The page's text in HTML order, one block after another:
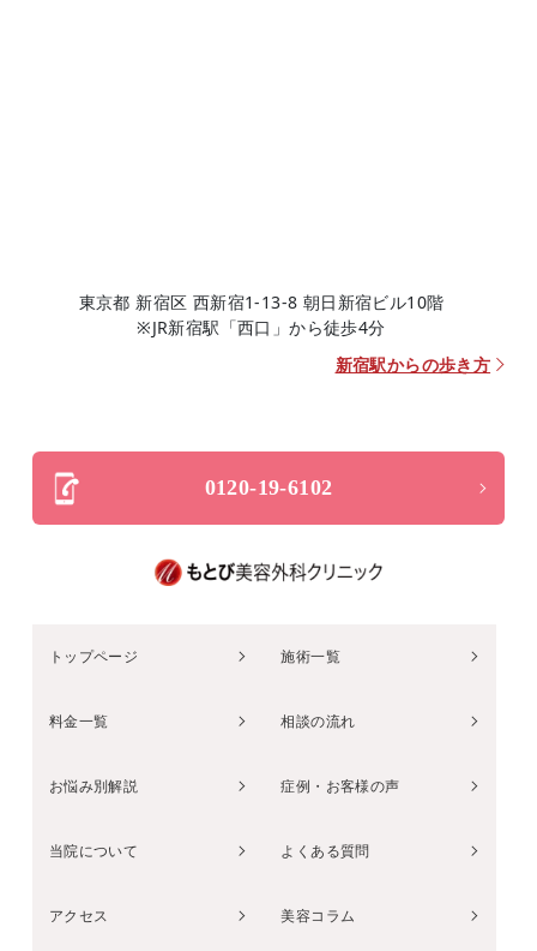
東京都 新宿区 西新宿1-13-8 朝日新宿ビル10階
※JR新宿駅「西口」から徒歩4分
新宿駅からの歩き方
0120-19-6102
トップページ 施術一覧
料金一覧 相談の流れ
お悩み別解説 症例・お客様の声
当院について よくある質問
アクセス 美容コラム